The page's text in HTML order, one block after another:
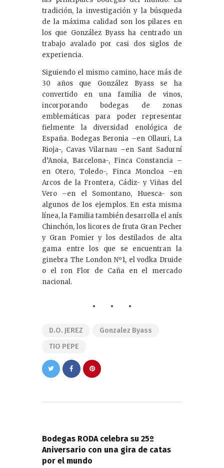
tradición, la investigación y la búsqueda
de la máxima calidad son los pilares en
los que González Byass ha centrado un
trabajo avalado por casi dos siglos de
experiencia.
Siguiendo el mismo camino, hace más de
30 años que González Byass se ha
convertido en una familia de vinos,
incorporando bodegas de zonas
emblemáticas para poder representar
fielmente la diversidad enológica de
España. Bodegas Beronia –en Ollauri, La
Rioja-, Cavas Vilarnau –en Sant Sadurní
d’Anoia, Barcelona-, Finca Constancia –
en Otero, Toledo-, Finca Moncloa –en
Arcos de la Frontera, Cádiz- y Viñas del
Vero –en el Somontano, Huesca- son
algunos de los ejemplos. En esta misma
línea, la Familia también desarrolla el anís
Chinchón, los licores de fruta Gran Pecher
y Gran Pomier y los destilados de alta
gama entre los que se encuentran la
ginebra The London Nº1, el vodka Druide
o el ron Flor de Caña en el mercado
nacional.
D.O. JEREZ
Gonzalez Byass
TIO PEPE
entradas
Bodegas RODA celebra su 25º
Aniversario con una gira de catas
por el mundo